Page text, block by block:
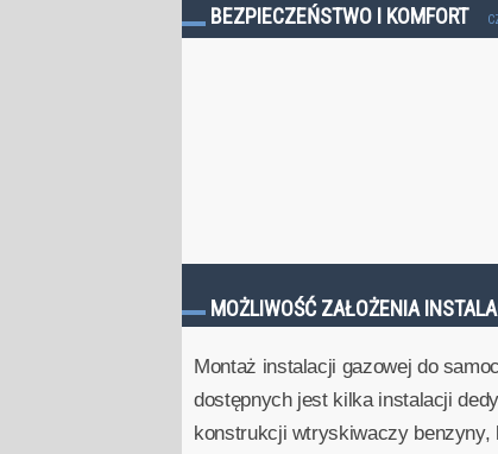
BEZPIECZEŃSTWO I KOMFORT
MOŻLIWOŚĆ ZAŁOŻENIA
Montaż instalacji gazowej do
dostępnych jest kilka instalacji
konstrukcji wtryskiwaczy